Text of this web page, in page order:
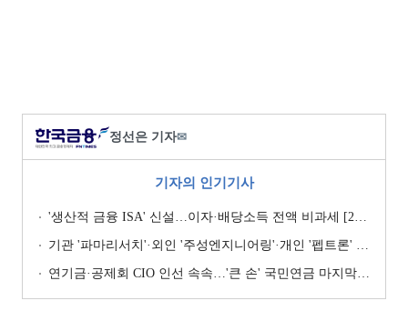
정선은 기자✉
기자의 인기기사
'생산적 금융 ISA' 신설…이자·배당소득 전액 비과세 [2026 세제개편안]
기관 '파마리서치'·외인 '주성엔지니어링'·개인 '펩트론' 1위 [주간 코스닥 순매수- 2026년 7월27일~7월31일]
연기금·공제회 CIO 인선 속속…'큰 손' 국민연금 마지막 타자